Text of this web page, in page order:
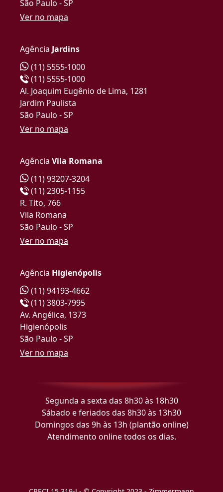
São Paulo - SP
Ver no mapa
Agência Jardins
(11) 5555-1000
(11) 5555-1000
Al. Joaquim Eugênio de Lima, 1281
Jardim Paulista
São Paulo - SP
Ver no mapa
Agência Vila Romana
(11) 93207-3204
(11) 2305-1155
R. Tito, 766
Vila Romana
São Paulo - SP
Ver no mapa
Agência Higienópolis
(11) 94193-4662
(11) 3803-7995
Av. Angélica, 1373
Higienópolis
São Paulo - SP
Ver no mapa
Segunda a sexta das 8h30 às 18h30
Sábado e feriados das 8h30 às 13h30
Domingos das 9h às 13h (plantão online)
Atendimento online todos os dias.